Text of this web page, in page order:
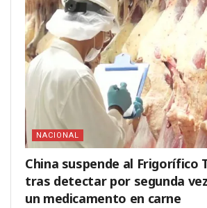
NACIONAL
China suspende al Frigorífico
tras detectar por segunda
un medicamento en carne